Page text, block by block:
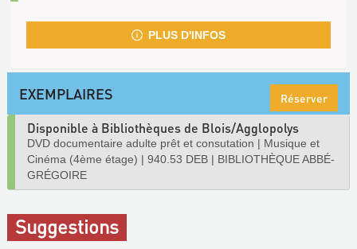
PLUS D'INFOS
EXEMPLAIRES Réserver
Disponible à Bibliothèques de Blois/Agglopolys
DVD documentaire adulte prêt et consutation | Musique et
Cinéma (4ème étage) | 940.53 DEB | BIBLIOTHÈQUE ABBÉ-
GRÉGOIRE
Suggestions